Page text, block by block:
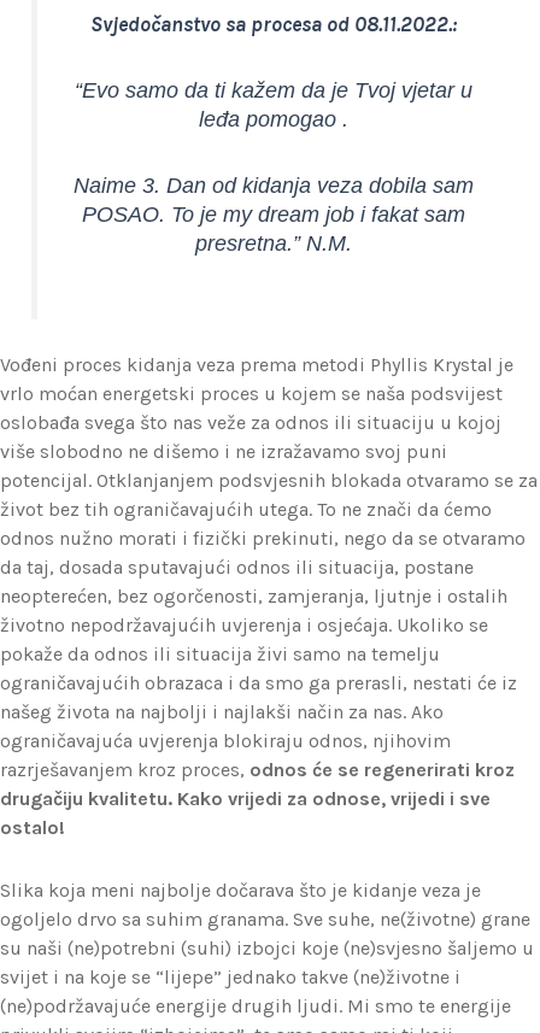
Svjedočanstvo sa procesa od 08.11.2022.:
“Evo samo da ti kažem da je Tvoj vjetar u
leđa pomogao .
Naime 3. Dan od kidanja veza dobila sam
POSAO. To je my dream job i fakat sam
presretna.” N.M.
Vođeni proces kidanja veza prema metodi Phyllis Krystal je
vrlo moćan energetski proces u kojem se naša podsvijest
oslobađa svega što nas veže za odnos ili situaciju u kojoj
više slobodno ne dišemo i ne izražavamo svoj puni
potencijal. Otklanjanjem podsvjesnih blokada otvaramo se za
život bez tih ograničavajućih utega. To ne znači da ćemo
odnos nužno morati i fizički prekinuti, nego da se otvaramo
da taj, dosada sputavajući odnos ili situacija, postane
neopterećen, bez ogorčenosti, zamjeranja, ljutnje i ostalih
životno nepodržavajućih uvjerenja i osjećaja. Ukoliko se
pokaže da odnos ili situacija živi samo na temelju
ograničavajućih obrazaca i da smo ga prerasli, nestati će iz
našeg života na najbolji i najlakši način za nas. Ako
ograničavajuća uvjerenja blokiraju odnos, njihovim
razrješavanjem kroz proces, odnos će se regenerirati kroz
drugačiju kvalitetu. Kako vrijedi za odnose, vrijedi i sve
ostalo!
Slika koja meni najbolje dočarava što je kidanje veza je
ogoljelo drvo sa suhim granama. Sve suhe, ne(životne) grane
su naši (ne)potrebni (suhi) izbojci koje (ne)svjesno šaljemo u
svijet i na koje se “lijepe” jednako takve (ne)životne i
(ne)podržavajuće energije drugih ljudi. Mi smo te energije